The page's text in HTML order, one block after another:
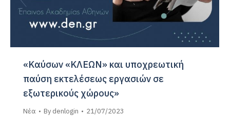
«Καύσων «ΚΛΕΩΝ» και υποχρεωτική
παύση εκτελέσεως εργασιών σε
εξωτερικούς χώρους»
Νέα By denlogin 21/07/2023